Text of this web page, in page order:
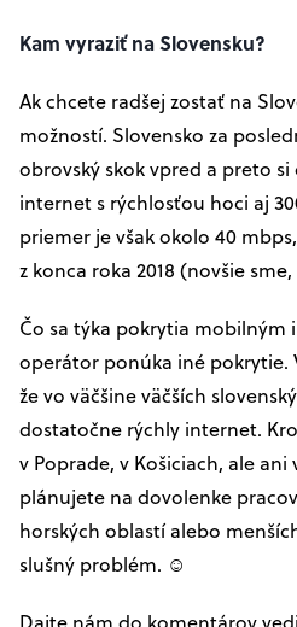
Kam vyraziť na Slovensku?
Ak chcete radšej zostať na
možností. Slovensko za
obrovský skok vpred a preto
internet s rýchlosťou hoci aj
priemer je však okolo 40
z konca roka 2018 (novšie
Čo sa týka pokrytia mobilným
operátor ponúka iné pokrytie.
že vo väčšine väčších
dostatočne rýchly internet.
v Poprade, v Košiciach, ale ani
plánujete na dovolenke
horských oblastí alebo
slušný problém. ☺